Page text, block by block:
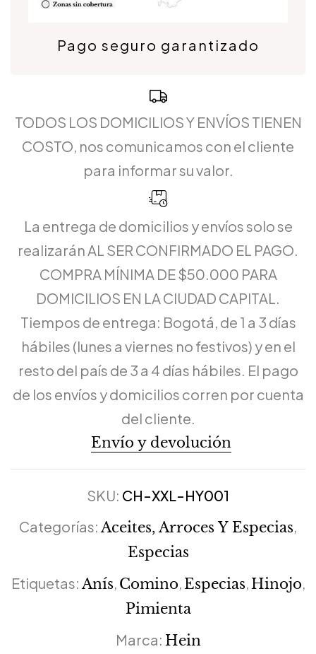
Pago seguro garantizado
TODOS LOS DOMICILIOS Y ENVÍOS TIENEN
COSTO, nos comunicamos con el cliente
para informar su valor.
La entrega de domicilios y envíos solo se
realizarán AL SER CONFIRMADO EL PAGO.
COMPRA MÍNIMA DE $50.000 PARA
DOMICILIOS EN LA CIUDAD CAPITAL.
Tiempos de entrega: Bogotá, de 1 a 3 días
hábiles (lunes a viernes no festivos) y en el
resto del país de 3 a 4 días hábiles. El pago
de los envíos y domicilios corren por cuenta
del cliente.
Envío y devolución
SKU: CH-XXL-HY001
Categorías: Aceites, Arroces Y Especias
Especias
Etiquetas: Anís Comino, Especias Hinojo,
Pimienta
Marca: Hein